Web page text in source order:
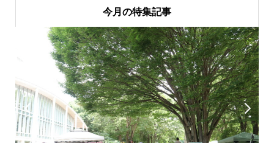
今月の特集記事
 